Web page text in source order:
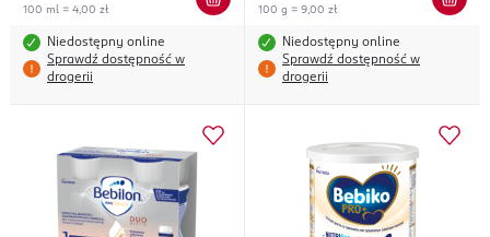
100 ml = 4,00 zł
Niedostępny online
Sprawdź dostępność w
drogerii
100 g = 9,00 zł
Niedostępny online
Sprawdź dostępność w
drogerii